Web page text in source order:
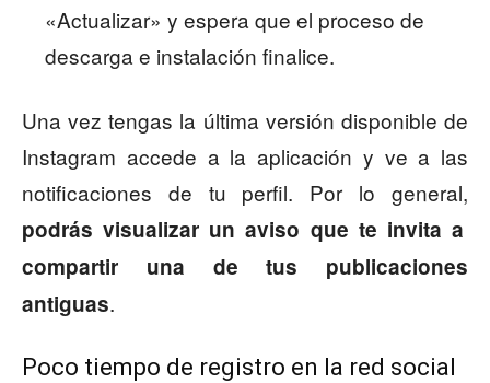
«Actualizar» y espera que el proceso de
descarga e instalación finalice.
Una vez tengas la última versión disponible de
Instagram accede a la aplicación y ve a las
notificaciones de tu perfil. Por lo general,
podrás visualizar un aviso que te invita a
compartir una de tus publicaciones
antiguas.
Poco tiempo de registro en la red social